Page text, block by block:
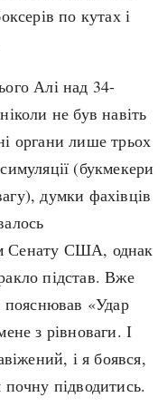
статті
події
по кутах і
Алі над 34-
не був навіть
органи лише трьох
(букмекери
думки фахівців
Сенату США, однак
підстав. Вже
пояснював «Удар
з рівноваги. І
і я боявся,
підводитись.